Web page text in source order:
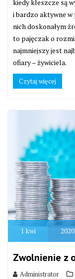
kiedy kleszcze są
i bardzo aktywne w
nich doskonałym
to pajęczak o
najmniejszy jest
ofiary – żywiciela.
Czytaj więcej
1kwi 2020
Zwolnienie z
Administrator